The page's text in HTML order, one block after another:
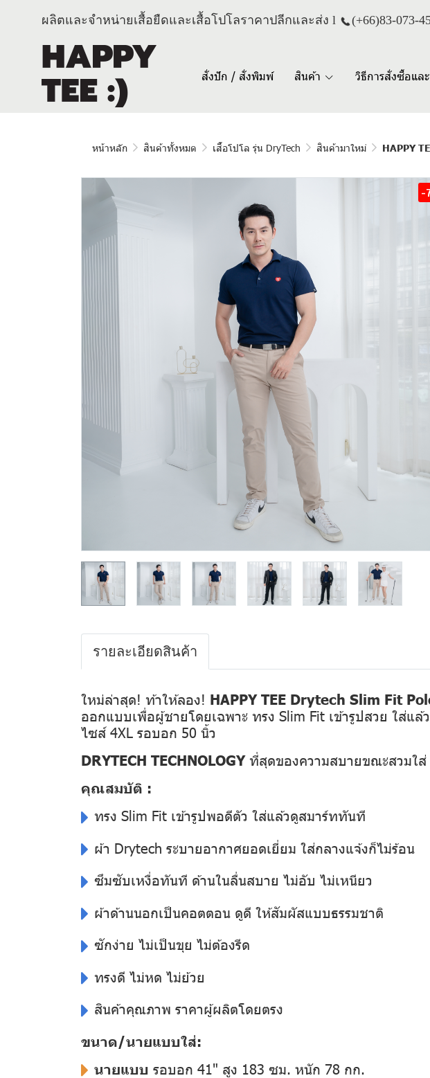
ผลิตและจำหน่ายเสื้อยืดและเสื้อโปโลราคาปลีกและส่ง l (+66)83-073-
สั่งปัก / สั่งพิมพ์ สินค้า วิธีการสั่งซื้อแล
หน้าหลัก สินค้าทั้งหมด เสื้อโปโล รุ่น DryTech สินค้ามาใหม่ HAPPY
-
รายละเอียดสินค้า
ใหม่ล่าสุด! ท้าให้ลอง! HAPPY TEE Drytech Slim Fit
ออกแบบเพื่อผู้ชายโดยเฉพาะ ทรง Slim Fit เข้ารูปสวย ใส่
ไซส์ 4XL รอบอก 50 นิ้ว
DRYTECH TECHNOLOGYที่สุดของความสบายขณะสวมใ
คุณสมบัติ :
ทรง Slim Fit เข้ารูปพอดีตัว ใส่แล้วดูสมาร์ททันที
ผ้า Drytech ระบายอากาศยอดเยี่ยม ใส่กลางแจ้งก็ไม่ร้อน
ซึมซับเหงื่อทันที ด้านในลื่นสบาย ไม่อับ ไม่เหนียว
ผ้าด้านนอกเป็นคอตตอน ดูดี ให้สัมผัสแบบธรรมชาติ
ซักง่าย ไม่เป็นขุย ไม่ต้องรีด
ทรงดี ไม่หด ไม่ย้วย
สินค้าคุณภาพ ราคาผู้ผลิตโดยตรง
ขนาด/นายแบบใส่:
นายแบบ รอบอก 41" สูง 183 ซม. หนัก 78 กก.